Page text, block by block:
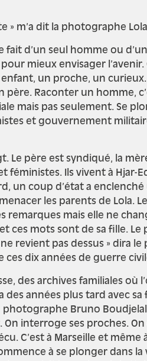
» m’a dit la photographe
fait d’un seul homme ou
mieux envisager
un proche, un
Raconter un homme,
mais pas seulement. Se
et gouvernement
Le père est syndiqué, la
féministes. Ils vivent à
un coup d’état a
les parents de Lola.
mais elle ne
ces mots sont de sa fille.
revient pas dessus »
ces dix années de guerre
des archives familiales où
années plus tard avec
Bruno Boudjelal
On interroge ses proches.
C’est à Marseille et
à se plonger dans